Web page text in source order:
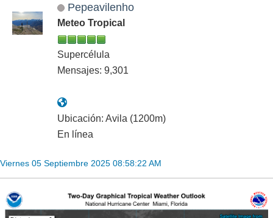
Pepeavilenho
Meteo Tropical
Supercélula
Mensajes: 9,301
Ubicación: Avila (1200m)
En línea
Viernes 05 Septiembre 2025 08:58:22 AM